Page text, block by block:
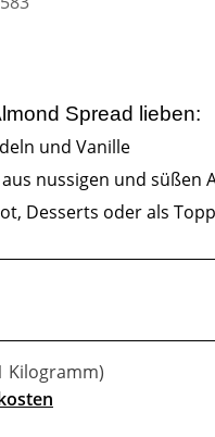
Spread lieben:
und Vanille
nussigen und süßen
Desserts oder als
Kilogramm)